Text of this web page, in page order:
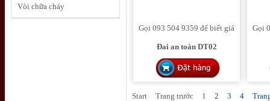
Vòi chữa cháy
Gọi 093 504 9359 để biết giá
Đai an toàn DT02
Gọi
Start Trang trước 1 2 3 4